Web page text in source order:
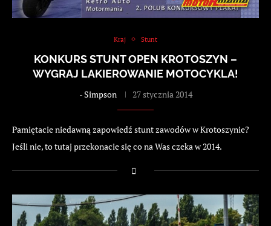
Kraj Stunt
KONKURS STUNT OPEN KROTOSZYN –
WYGRAJ LAKIEROWANIE MOTOCYKLA!
-Simpson 27 stycznia 2014
Pamiętacie niedawną zapowiedź stunt zawodów w Krotoszynie?
Jeśli nie, to tutaj przekonacie się co na Was czeka w 2014.